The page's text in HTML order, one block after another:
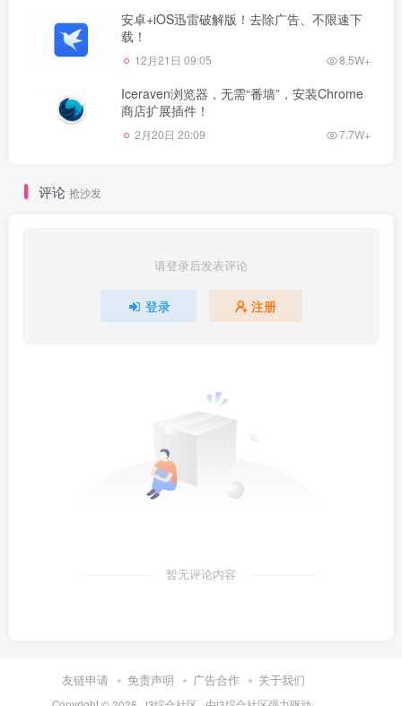
安卓+iOS迅雷破解版！去除广告、不限速下
载！
12月21日 09:05 8.5W+
Iceraven浏览器，无需“番墙”，安装Chrome
商店扩展插件！
2月20日 20:09 7.7W+
评论 抢沙发
请登录后发表评论
登录 注册
暂无评论内容
友链申请 免责声明 广告合作 关于我们